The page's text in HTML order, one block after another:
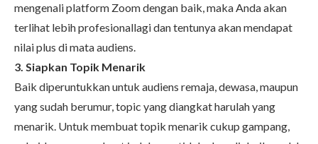
mengenali platform Zoom dengan baik, maka Anda akan
terlihat lebih profesionallagi dan tentunya akan mendapat
nilai plus di mata audiens.
3. Siapkan Topik Menarik
Baik diperuntukkan untuk audiens remaja, dewasa, maupun
yang sudah berumur, topic yang diangkat harulah yang
menarik. Untuk membuat topik menarik cukup gampang,